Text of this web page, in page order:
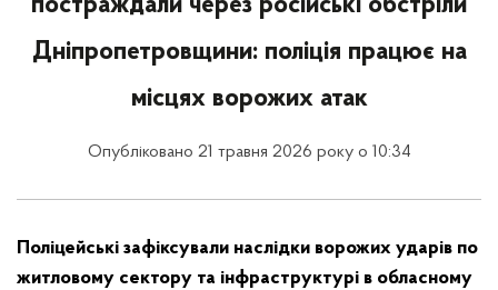
постраждали через російські обстріли
Дніпропетровщини: поліція працює на
місцях ворожих атак
Опубліковано 21 травня 2026 року о 10:34
Поліцейські зафіксували наслідки ворожих ударів по
житловому сектору та інфраструктурі в обласному